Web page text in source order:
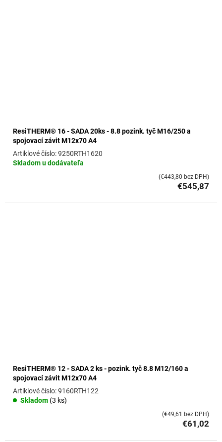
ResiTHERM® 16 - SADA 20ks - 8.8 pozink. tyč M16/250 a
spojovací závit M12x70 A4
Skladom u dodávateľa
9250RTH1620
€545,87
(€443,80 bez DPH)
ResiTHERM® 12 - SADA 2 ks - pozink. tyč 8.8 M12/160 a
spojovací závit M12x70 A4
Skladom (3 ks)
9160RTH122
€61,02
(€49,61 bez DPH)